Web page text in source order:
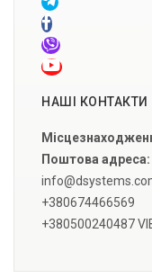
НАШІ КОНТАКТИ
Поштова адреса:
+380674466569
+380500240487